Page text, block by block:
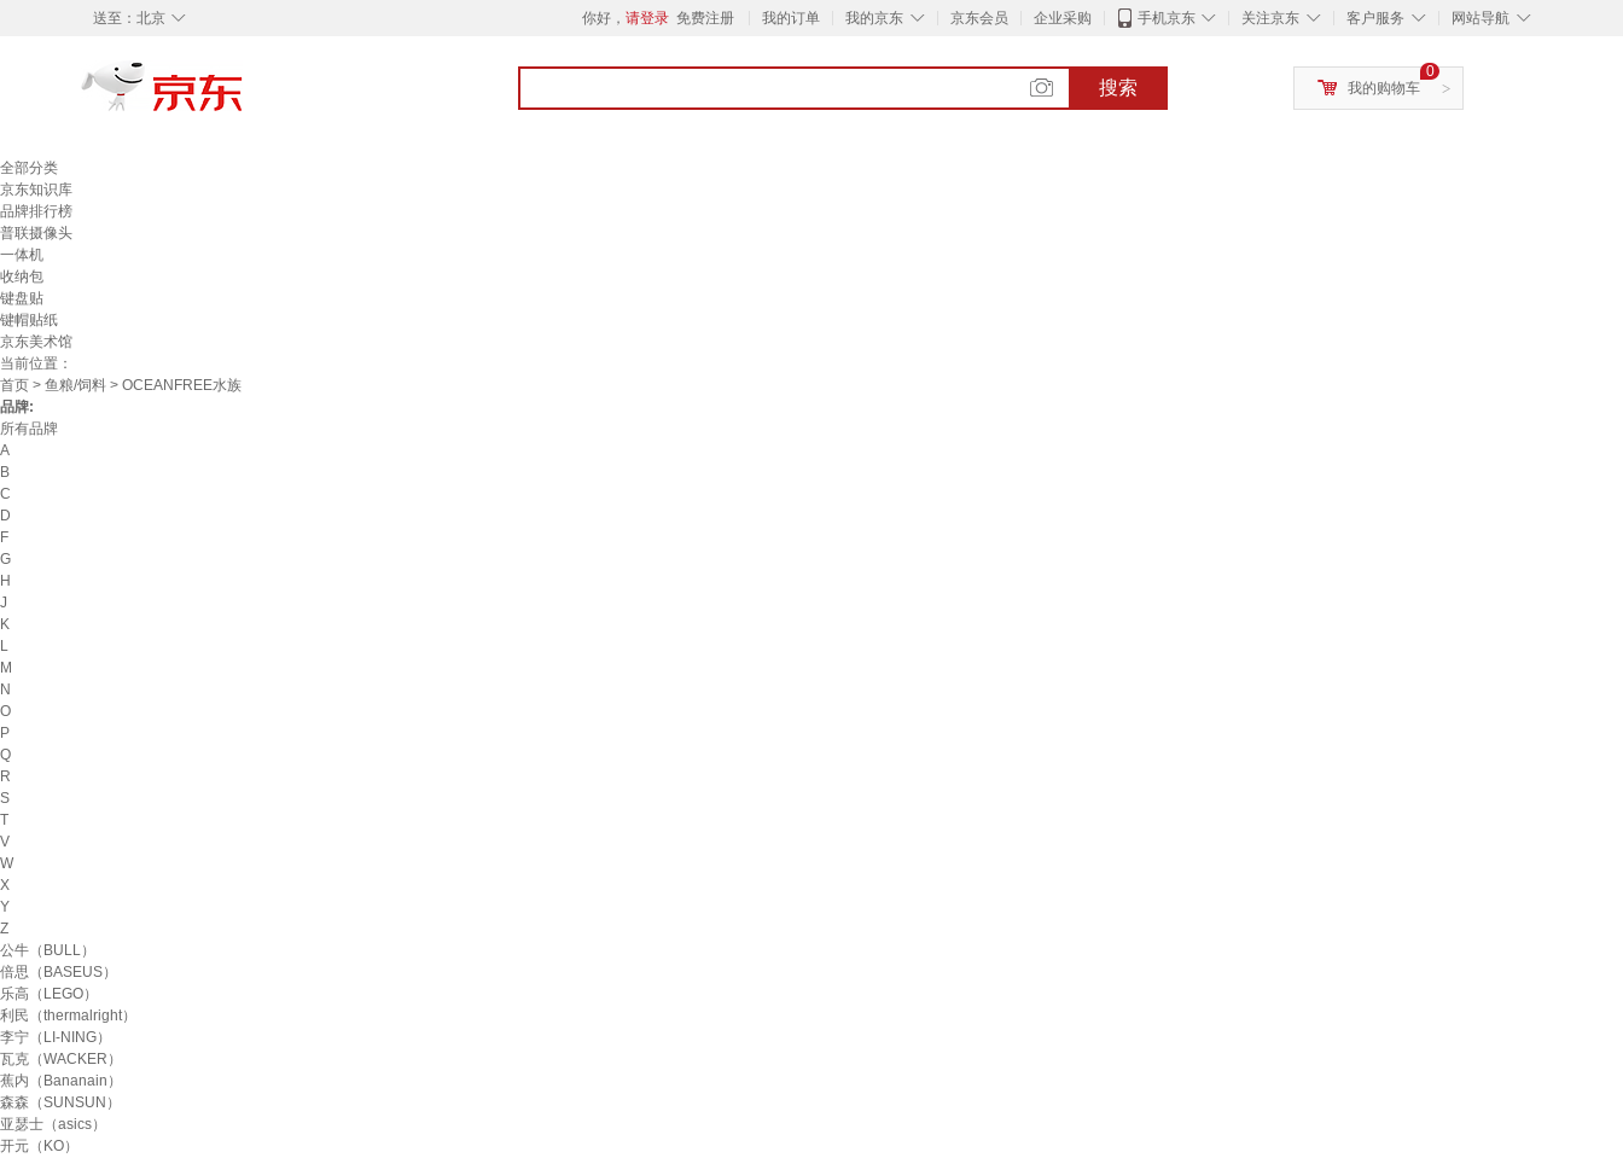
◇
送至： 北京 你好， 请登录 免费注册 我的订单 ◇
我的京东 京东会员 企业采购 ◇
手机京东 ◇
关注京东 ◇
客户服务 ◇
网站导航
搜索 >
0
我的购物车
全部分类
京东知识库
品牌排行榜
普联摄像头
一体机
收纳包
键盘贴
键帽贴纸
京东美术馆
当前位置：
首页 > 鱼粮/饲料 > OCEANFREE水族
品牌:
所有品牌
A
B
C
D
F
G
H
J
K
L
M
N
O
P
Q
R
S
T
V
W
X
Y
Z
公牛（BULL）
倍思（BASEUS）
乐高（LEGO）
利民（thermalright）
李宁（LI-NING）
瓦克（WACKER）
蕉内（Bananain）
森森（SUNSUN）
亚瑟士（asics）
开元（KO）